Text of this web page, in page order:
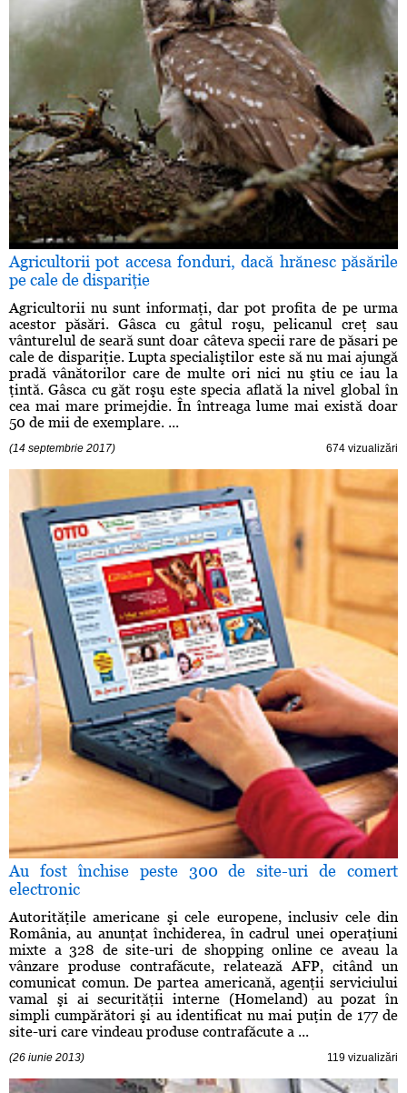
Agricultorii pot accesa fonduri, dacă hrănesc păsările
pe cale de dispariţie
Agricultorii nu sunt informaţi, dar pot profita de pe urma
acestor păsări. Gâsca cu gâtul roşu, pelicanul creţ sau
vânturelul de seară sunt doar câteva specii rare de păsari pe
cale de dispariţie. Lupta specialiştilor este să nu mai ajungă
pradă vânătorilor care de multe ori nici nu ştiu ce iau la
ţintă. Gâsca cu găt roşu este specia aflată la nivel global în
cea mai mare primejdie. În întreaga lume mai există doar
50 de mii de exemplare. ...
(14 septembrie 2017) 674 vizualizări
Au fost închise peste 300 de site-uri de comert
electronic
Autorităţile americane şi cele europene, inclusiv cele din
România, au anunţat închiderea, în cadrul unei operaţiuni
mixte a 328 de site-uri de shopping online ce aveau la
vânzare produse contrafăcute, relatează AFP, citând un
comunicat comun. De partea americană, agenţii serviciului
vamal şi ai securităţii interne (Homeland) au pozat în
simpli cumpărători şi au identificat nu mai puţin de 177 de
site-uri care vindeau produse contrafăcute a ...
(26 iunie 2013) 119 vizualizări